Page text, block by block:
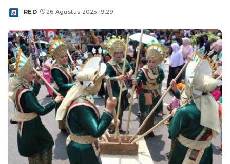
Posted
RED 26 Agustus 2025 19:29